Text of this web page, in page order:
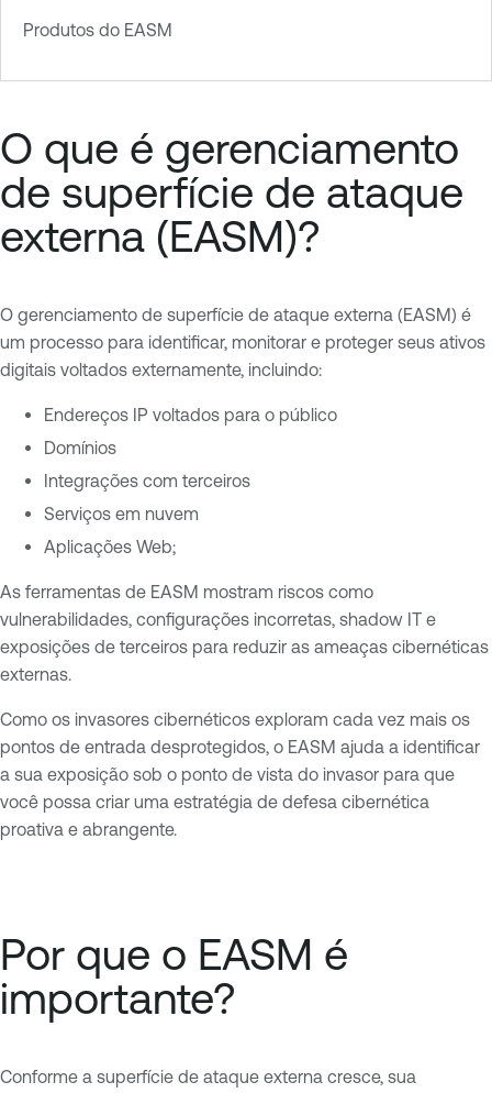
Produtos do EASM
O que é gerenciamento
de superfície de ataque
externa (EASM)?
O gerenciamento de superfície de ataque externa (EASM) é
um processo para identificar, monitorar e proteger seus ativos
digitais voltados externamente, incluindo:
Endereços IP voltados para o público
Domínios
Integrações com terceiros
Serviços em nuvem
Aplicações Web;
As ferramentas de EASM mostram riscos como
vulnerabilidades, configurações incorretas, shadow IT e
exposições de terceiros para reduzir as ameaças cibernéticas
externas.
Como os invasores cibernéticos exploram cada vez mais os
pontos de entrada desprotegidos, o EASM ajuda a identificar
a sua exposição sob o ponto de vista do invasor para que
você possa criar uma estratégia de defesa cibernética
proativa e abrangente.
Por que o EASM é
importante?
Conforme a superfície de ataque externa cresce, sua